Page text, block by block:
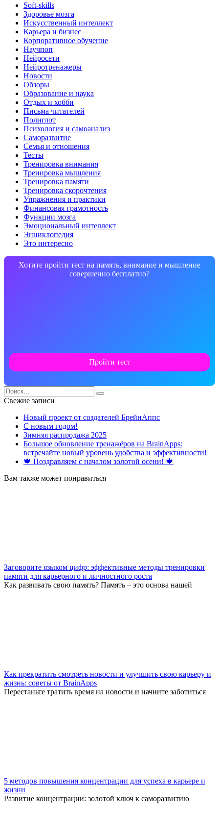
Soft-skills
Здоровье мозга
Искусственный интеллект
Карьера и бизнес
Корпоративное обучение
Научпоп
Нейросети
Нейротренажеры
Новости
Обзоры
Образование и наука
Отдых и хобби
Письма читателей
Полиглот
Психология и самоанализ
Саморазвитие
Семья и отношения
Тесты
Тренировка внимания
Тренировка мышления
Тренировка памяти
Тренировка скорочтения
Упражнения и практики
Финансовая грамотность
Функции мозга
Эмоциональный интеллект
Энциклопедия
Это интересно
Хотите пройти тест на память, внимание и мышление
совершенно бесплатно?
Пройти тест
Search
for:
Свежие записи
Новый проект от создателей БрейнАппс
С новым годом!
Зимняя распродажа 2025
Большое обновление тренажёров на BrainApps:
встречайте новый уровень удобства и эффективности!
🍁 Поздравляем с началом золотой осени! 🍁
Вам также может понравиться
Заговорите языком цифр: эффективные методы тренировки
памяти для карьерного и личностного роста
Как развивать свою память? Память – это основа нашей
Как прекратить смотреть новости и улучшить свою карьеру и
жизнь: советы от BrainApps
Перестаньте тратить время на новости и начните заботиться
5 методов повышения концентрации для успеха в карьере и
жизни
Развитие концентрации: золотой ключ к саморазвитию